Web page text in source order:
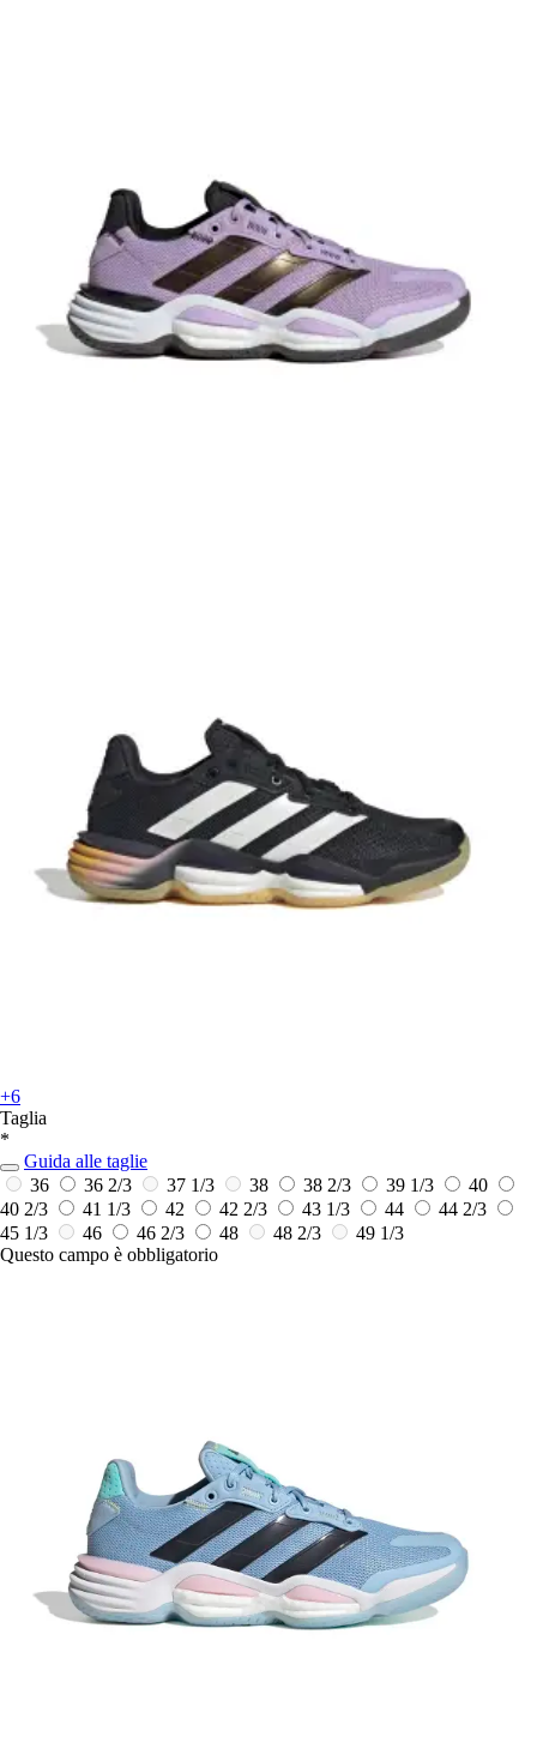
+6
Taglia
*
Guida alle taglie
36
36 2/3 37 1/3 38 38 2/3 39 1/3
40
40 2/3
41 1/3 42 42 2/3 43 1/3 44
44 2/3
45 1/3
46 46 2/3 48 48 2/3
49 1/3
Questo campo è obbligatorio